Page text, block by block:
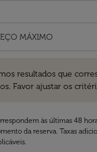
resultados que
Favor ajustar os
às últimas 48
da reserva. Taxas